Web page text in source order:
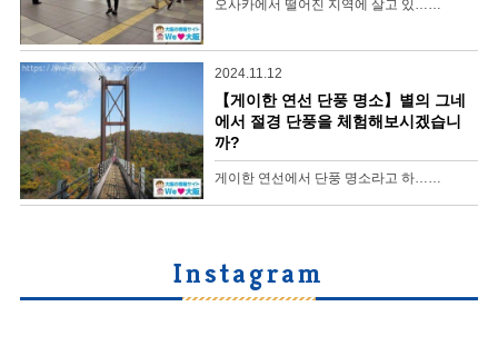
오사카에서 떨어진 지역에 살고 있……
2024.11.12
【게이한 연선 단풍 명소】별의 그네
에서 절경 단풍을 체험해보시겠습니
까?
게이한 연선에서 단풍 명소라고 하……
Instagram